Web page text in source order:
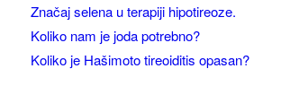
Značaj selena u terapiji hipotireoze.
Koliko nam je joda potrebno?
Koliko je Hašimoto tireoiditis opasan?